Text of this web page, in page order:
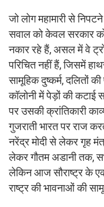
जो लोग महामारी से
सवाल को केवल सरकार
नकार रहे हैं, असल में वे
परिचित नहीं हैं, जिसमें
सामूहिक दुष्कर्म, दलितों
कॉलोनी में पेड़ों की
पर उसकी क्रांतिकारी
गुजराती भारत पर राज
नरेंद्र मोदी से लेकर गृह
लेकर गौतम अडानी तक,
लेकिन आज सौराष्ट्र के
राष्ट्र की भावनाओं की